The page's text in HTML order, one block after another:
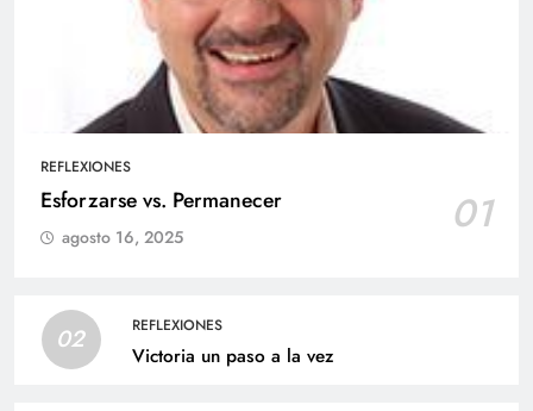
REFLEXIONES
Esforzarse vs. Permanecer 01
agosto 16, 2025
02 REFLEXIONES
Victoria un paso a la vez